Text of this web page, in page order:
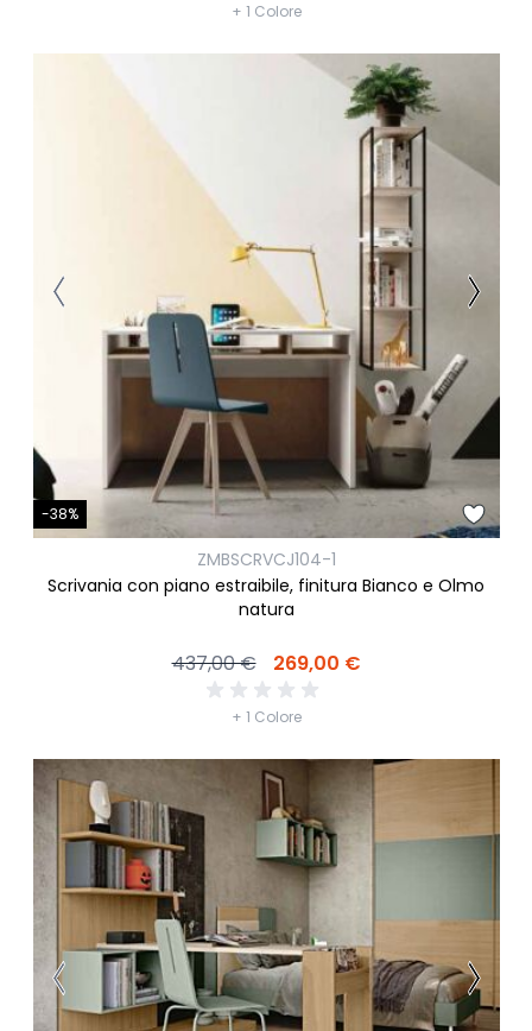
+ 1 Colore
-38%
ZMBSCRVCJ104-1
Scrivania con piano estraibile, finitura Bianco e Olmo
natura
437,00 € 269,00 €
+ 1 Colore